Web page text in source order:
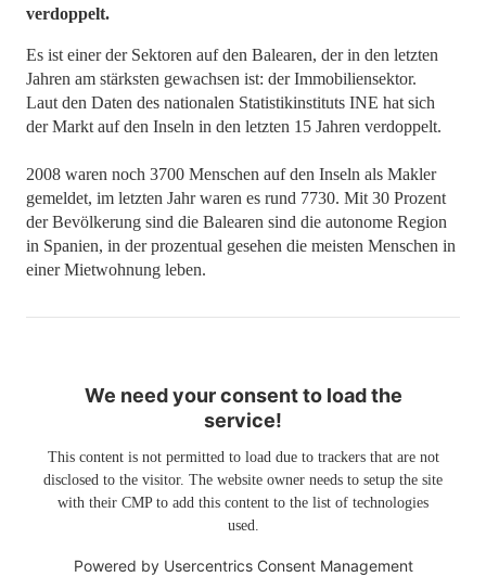
verdoppelt.
Es ist einer der Sektoren auf den Balearen, der in den letzten
Jahren am stärksten gewachsen ist: der Immobiliensektor.
Laut den Daten des nationalen Statistikinstituts INE hat sich
der Markt auf den Inseln in den letzten 15 Jahren verdoppelt.
2008 waren noch 3700 Menschen auf den Inseln als Makler
gemeldet, im letzten Jahr waren es rund 7730. Mit 30 Prozent
der Bevölkerung sind die Balearen sind die autonome Region
in Spanien, in der prozentual gesehen die meisten Menschen in
einer Mietwohnung leben.
We need your consent to load the
service!
This content is not permitted to load due to trackers that are not
disclosed to the visitor. The website owner needs to setup the site
with their CMP to add this content to the list of technologies
used.
Powered by Usercentrics Consent Management